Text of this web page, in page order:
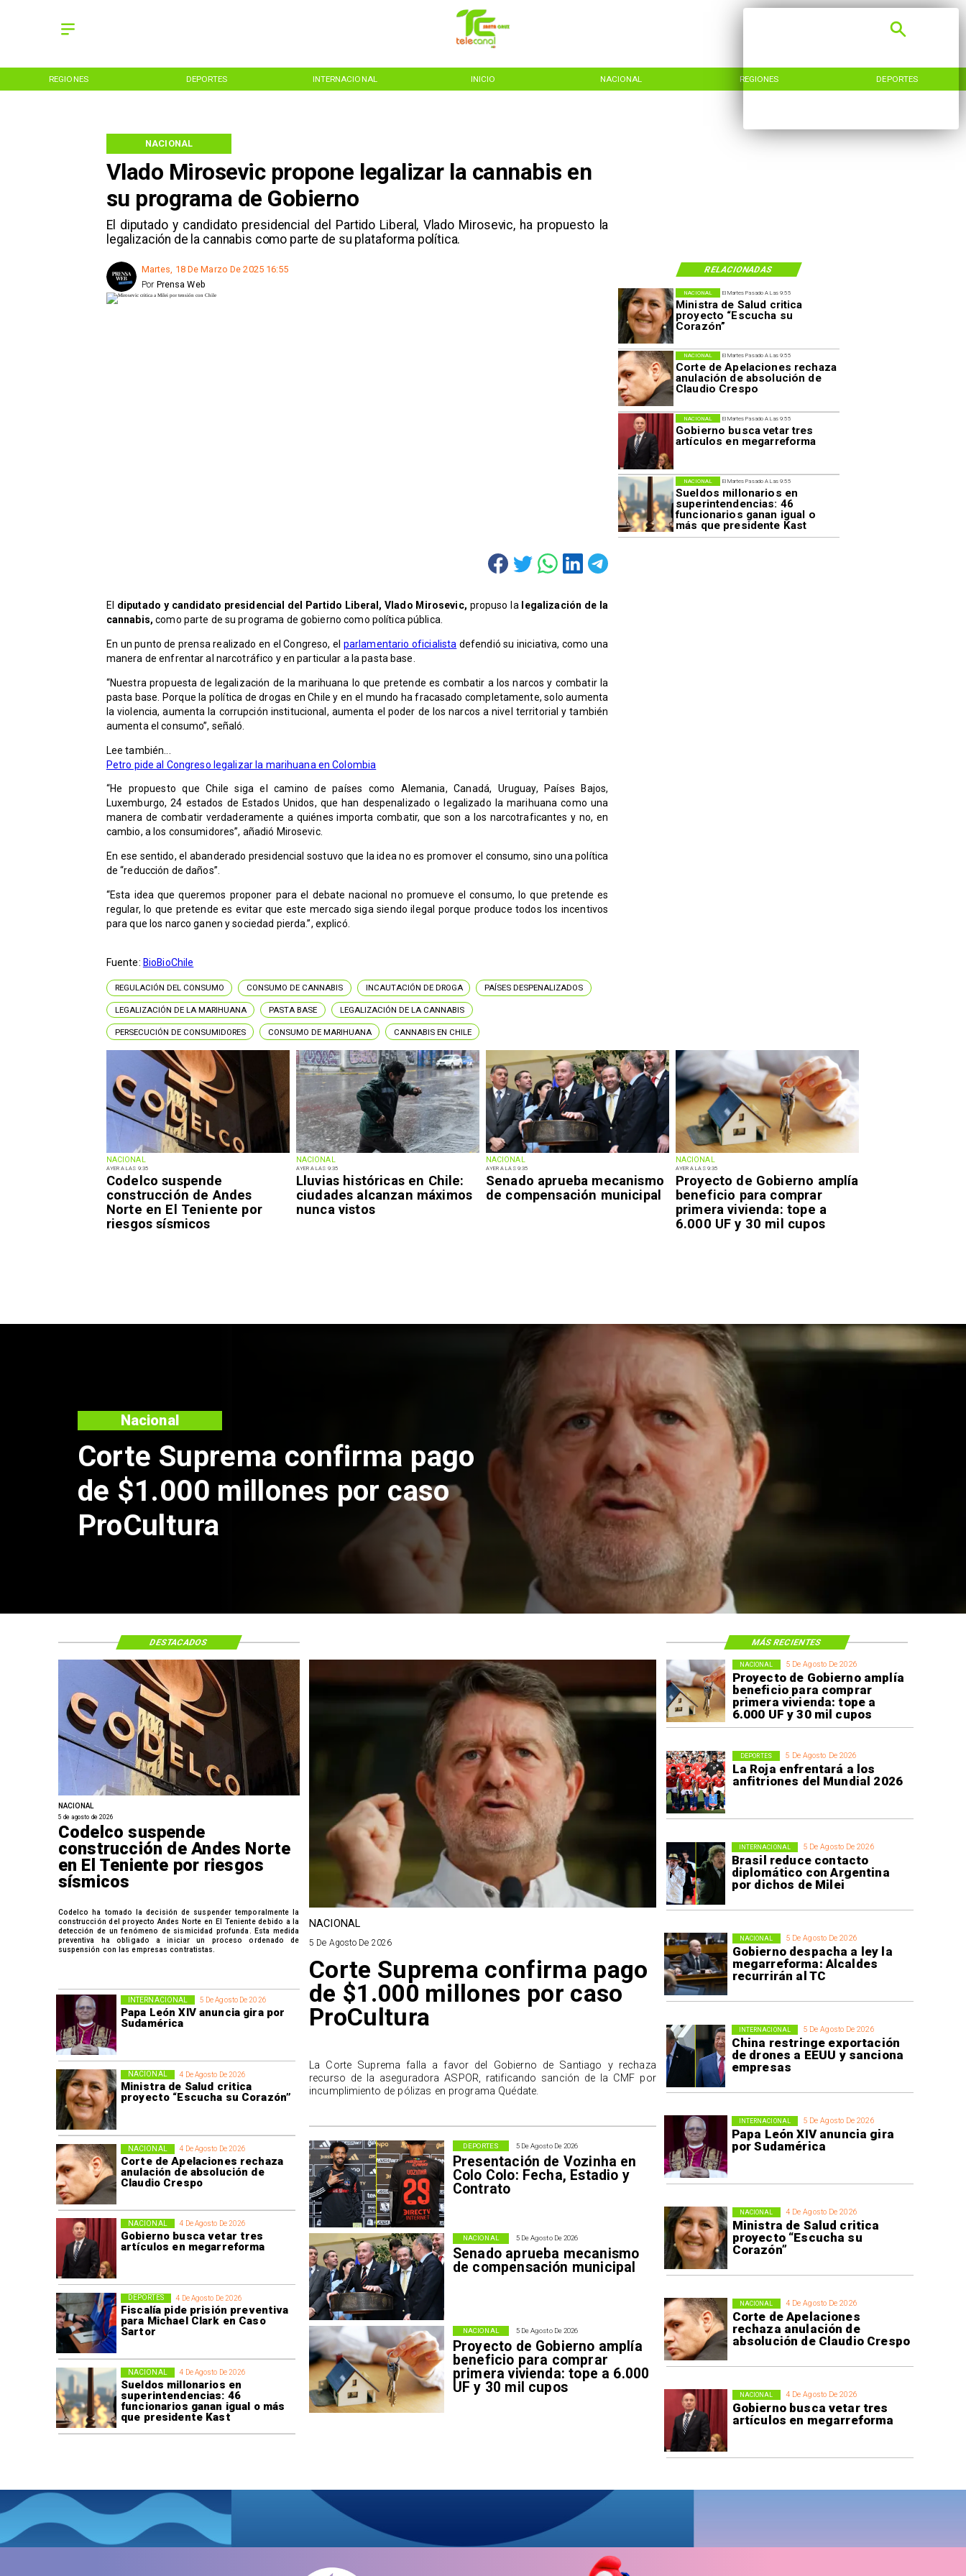
REGIONES DEPORTES INTERNACIONAL INICIO NACIONAL REGIONES DEPORTES
Vlado Mirosevic propone legalizar la cannabis en
su programa de Gobierno
El diputado y candidato presidencial del Partido Liberal, Vlado Mirosevic, ha propuesto la
legalización de la cannabis como parte de su plataforma política.
NACIONAL
RELACIONADAS
Martes, 18 De Marzo De 2025 16:55
Prensa Web
Por
NACIONAL
AYER A LAS 9:35
Codelco suspende
construcción de Andes
Norte en El Teniente por
riesgos sísmicos
NACIONAL
AYER A LAS 9:35
Lluvias históricas en Chile:
ciudades alcanzan máximos
nunca vistos
NACIONAL
AYER A LAS 9:35
Senado aprueba mecanismo
de compensación municipal
NACIONAL
AYER A LAS 9:35
Proyecto de Gobierno amplía
beneficio para comprar
primera vivienda: tope a
6.000 UF y 30 mil cupos
El Martes Pasado A Las 9:55
Ministra de Salud critica
proyecto “Escucha su
Corazón”
NACIONAL
El Martes Pasado A Las 9:55
Corte de Apelaciones rechaza
anulación de absolución de
Claudio Crespo
NACIONAL
El Martes Pasado A Las 9:55
Gobierno busca vetar tres
artículos en megarreforma
NACIONAL
El Martes Pasado A Las 9:55
Sueldos millonarios en
superintendencias: 46
funcionarios ganan igual o
más que presidente Kast
NACIONAL
El diputado y candidato presidencial del Partido Liberal, Vlado Mirosevic, propuso la
legalización de la
cannabis, como parte de su programa de gobierno como política pública.
En un punto de prensa realizado en el Congreso, el parlamentario oficialista defendió su iniciativa, como una
manera de enfrentar al narcotráfico y en particular a la pasta base.
“Nuestra propuesta de legalización de la marihuana lo que pretende es combatir a los narcos y combatir la
pasta base. Porque la política de drogas en Chile y en el mundo ha fracasado completamente, solo aumenta
la violencia, aumenta la corrupción institucional, aumenta el poder de los narcos a nivel territorial y también
aumenta el consumo”, señaló.
Lee también...
Petro pide al Congreso legalizar la marihuana en Colombia
“He propuesto que Chile siga el camino de países como Alemania, Canadá, Uruguay, Países Bajos,
Luxemburgo, 24 estados de Estados Unidos, que han despenalizado o legalizado la marihuana como una
manera de combatir verdaderamente a quiénes importa combatir, que son a los narcotraficantes y no, en
cambio, a los consumidores”, añadió Mirosevic.
En ese sentido, el abanderado presidencial sostuvo que la idea no es promover el consumo, sino una política
de “reducción de daños”.
“Esta idea que queremos proponer para el debate nacional no promueve el consumo, lo que pretende es
regular, lo que pretende es evitar que este mercado siga siendo ilegal porque produce todos los incentivos
para que los narco ganen y sociedad pierda.”, explicó.
Fuente: BioBioChile
REGULACIÓN DEL CONSUMO CONSUMO DE CANNABIS INCAUTACIÓN DE DROGA PAÍSES DESPENALIZADOS
LEGALIZACIÓN DE LA MARIHUANA PASTA BASE LEGALIZACIÓN DE LA CANNABIS
PERSECUCIÓN DE CONSUMIDORES CONSUMO DE MARIHUANA CANNABIS EN CHILE
Corte Suprema confirma pago
de $1.000 millones por caso
ProCultura
Nacional
5 De Agosto De 2026
Proyecto de Gobierno amplía
beneficio para comprar
primera vivienda: tope a
6.000 UF y 30 mil cupos
NACIONAL
5 De Agosto De 2026
La Roja enfrentará a los
anfitriones del Mundial 2026
DEPORTES
5 De Agosto De 2026
Brasil reduce contacto
diplomático con Argentina
por dichos de Milei
INTERNACIONAL
5 De Agosto De 2026
Gobierno despacha a ley la
megarreforma: Alcaldes
recurrirán al TC
NACIONAL
5 De Agosto De 2026
China restringe exportación
de drones a EEUU y sanciona
empresas
INTERNACIONAL
5 De Agosto De 2026
Papa León XIV anuncia gira
por Sudamérica
INTERNACIONAL
4 De Agosto De 2026
Ministra de Salud critica
proyecto “Escucha su
Corazón”
NACIONAL
4 De Agosto De 2026
Corte de Apelaciones
rechaza anulación de
absolución de Claudio Crespo
NACIONAL
4 De Agosto De 2026
Gobierno busca vetar tres
artículos en megarreforma
NACIONAL
5 De Agosto De 2026
Papa León XIV anuncia gira por
Sudamérica
INTERNACIONAL
4 De Agosto De 2026
Ministra de Salud critica
proyecto “Escucha su Corazón”
NACIONAL
4 De Agosto De 2026
Corte de Apelaciones rechaza
anulación de absolución de
Claudio Crespo
NACIONAL
4 De Agosto De 2026
Gobierno busca vetar tres
artículos en megarreforma
NACIONAL
4 De Agosto De 2026
Fiscalía pide prisión preventiva
para Michael Clark en Caso
Sartor
DEPORTES
4 De Agosto De 2026
Sueldos millonarios en
superintendencias: 46
funcionarios ganan igual o más
que presidente Kast
NACIONAL
5 De Agosto De 2026
Presentación de Vozinha en
Colo Colo: Fecha, Estadio y
Contrato
DEPORTES
5 De Agosto De 2026
Senado aprueba mecanismo
de compensación municipal
NACIONAL
5 De Agosto De 2026
Proyecto de Gobierno amplía
beneficio para comprar
primera vivienda: tope a 6.000
UF y 30 mil cupos
NACIONAL
NACIONAL
5 de agosto de 2026
Codelco suspende
construcción de Andes Norte
en El Teniente por riesgos
sísmicos
Codelco ha tomado la decisión de suspender temporalmente la
construcción del proyecto Andes Norte en El Teniente debido a la
detección de un fenómeno de sismicidad profunda. Esta medida
preventiva ha obligado a iniciar un proceso ordenado de
suspensión con las empresas contratistas.
NACIONAL
5 De Agosto De 2026
Corte Suprema confirma pago
de $1.000 millones por caso
ProCultura
La Corte Suprema falla a favor del Gobierno de Santiago y rechaza
recurso de la aseguradora ASPOR, ratificando sanción de la CMF por
incumplimiento de pólizas en programa Quédate.
DESTACADOS MÁS RECIENTES